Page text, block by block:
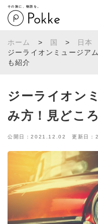
その旅に、物語を。
ホーム > 国 > 日本
ジーライオンミュージア
も紹介
ジーライオン
み方！見どこ
公開日：2021.12.02 更新日：